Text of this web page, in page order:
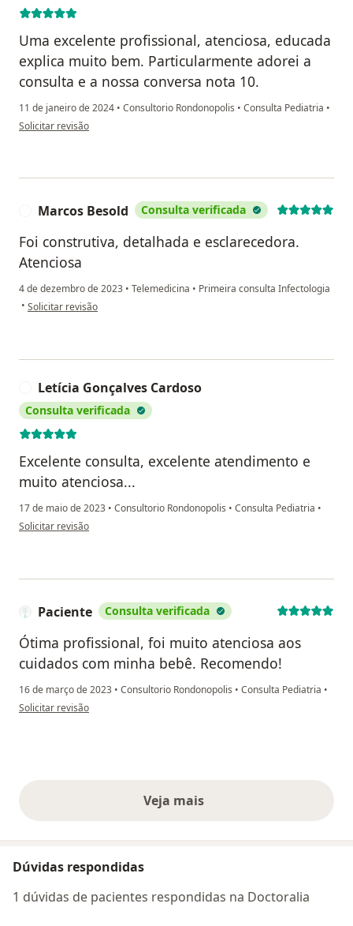
Uma excelente profissional, atenciosa, educada
explica muito bem. Particularmente adorei a
consulta e a nossa conversa nota 10.
11 de janeiro de 2024 • Consultorio Rondonopolis • Consulta Pediatria •
na opinião do utilizador Edenilson Manica
Solicitar revisão
Marcos Besold Consulta verificada
Foi construtiva, detalhada e esclarecedora.
Atenciosa
4 de dezembro de 2023 • Telemedicina • Primeira consulta Infectologia
• na opinião do utilizador Marcos Besold
Solicitar revisão
Letícia Gonçalves Cardoso
Consulta verificada
Excelente consulta, excelente atendimento e
muito atenciosa...
17 de maio de 2023 • Consultorio Rondonopolis • Consulta Pediatria •
na opinião do utilizador Letícia Gonçalves Cardoso
Solicitar revisão
Paciente Consulta verificada
Ótima profissional, foi muito atenciosa aos
cuidados com minha bebê. Recomendo!
16 de março de 2023 • Consultorio Rondonopolis • Consulta Pediatria •
na opinião do utilizador Paciente
Solicitar revisão
Veja maisopiniões acima
Dúvidas respondidas
1 dúvidas de pacientes respondidas na Doctoralia